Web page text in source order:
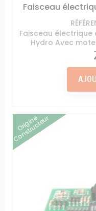
Faisceau
Faisceau électrique
Hydro Avec
Origine
Constructeur